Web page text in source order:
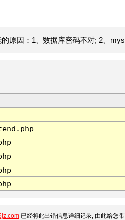
原因：1、数据库密码不对; 2、
已经将此出错信息详细记录, 由此给您